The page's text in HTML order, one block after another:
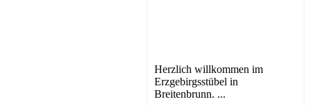
Herzlich willkommen im
Erzgebirgsstübel in
Breitenbrunn. ...